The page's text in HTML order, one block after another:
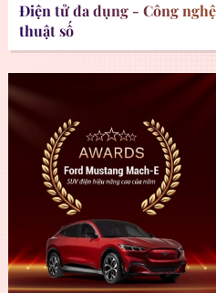
Điện tử đa dụng - Công
thuật số